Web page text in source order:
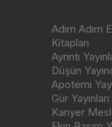
Adım Adım
Kitapları
Ayrıntı
Düşün
Apotemi
Gür
Kariyer